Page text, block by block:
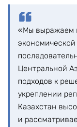
«Мы выражаем
Центральной
подходов к
укреплении
Казахстан
и